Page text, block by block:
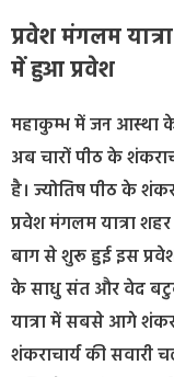
प्रवेश मंगलम
में हुआ प्रवेश
महाकुम्भ में जन आस्था
अब चारों पीठ के
है। ज्योतिष पीठ के
प्रवेश मंगलम यात्रा
बाग से शुरू हुई इस प्रवेश
के साधु संत और वेद बटुक
यात्रा में सबसे आगे
शंकराचार्य की सवारी